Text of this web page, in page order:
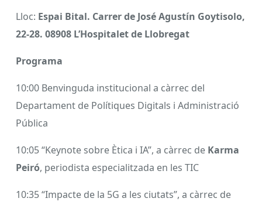
Lloc: Espai Bital. Carrer de José Agustín Goytisolo,
22-28. 08908 L’Hospitalet de Llobregat
Programa
10:00 Benvinguda institucional a càrrec del
Departament de Polítiques Digitals i Administració
Pública
10:05 “Keynote sobre Ètica i IA”, a càrrec de Karma
Peiró, periodista especialitzada en les TIC
10:35 “Impacte de la 5G a les ciutats”, a càrrec de